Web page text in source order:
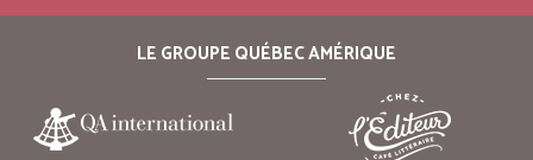
LE GROUPE QUÉBEC AMÉRIQUE